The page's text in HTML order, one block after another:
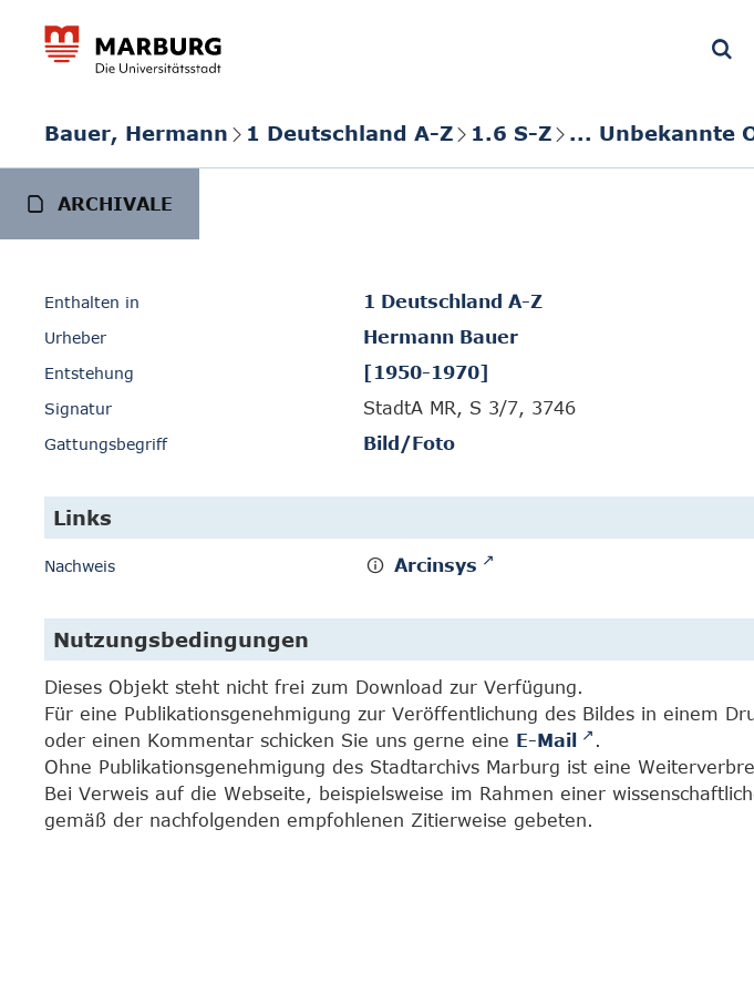
Bauer, Hermann 1 Deutschland A-Z 1.6 S-Z ... Unbekannte
ARCHIVALE
Enthalten in 1 Deutschland A-Z
Urheber Hermann Bauer
Entstehung [1950-1970]
Signatur StadtA MR, S 3/7, 3746
Gattungsbegriff Bild/Foto
Links
Nachweis Arcinsys
Nutzungsbedingungen
Dieses Objekt steht nicht frei zum Download zur Verfügung.
Für eine Publikationsgenehmigung zur Veröffentlichung des Bildes in einem
oder einen Kommentar schicken Sie uns gerne eine E-Mail
.
Ohne Publikationsgenehmigung des Stadtarchivs Marburg ist eine
Bei Verweis auf die Webseite, beispielsweise im Rahmen einer
gemäß der nachfolgenden empfohlenen Zitierweise gebeten.